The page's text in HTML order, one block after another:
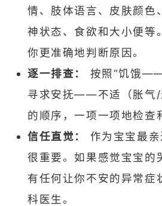
情、肢体语言、皮肤颜色
神状态、食欲和大小便等
你更准确地判断原因。
逐一排查：
按照“饥饿
寻求安抚——不适（胀气/
的顺序，一项一项地检查
信任直觉：
作为宝宝最
很重要。如果感觉宝宝的
有任何让你不安的异常症
科医生。